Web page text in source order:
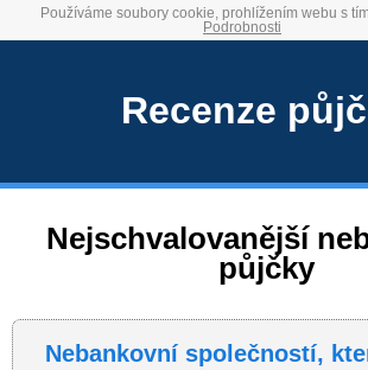
Používáme soubory cookie, prohlížením webu s
Podrobnosti
Recenze
Nejschvalovanější
půjčky
Nebankovní společností,